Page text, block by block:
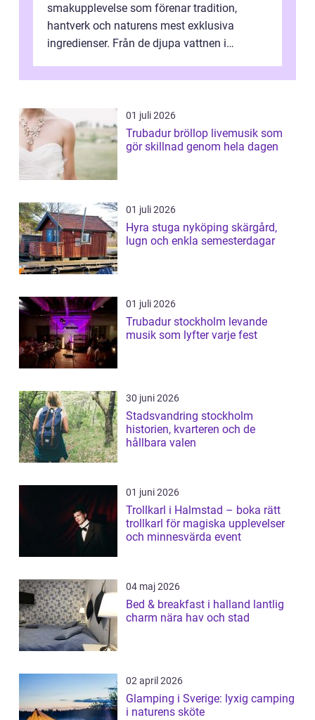
smakupplevelse som förenar tradition,
hantverk och naturens mest exklusiva
ingredienser. Från de djupa vattnen i
01 juli 2026
Trubadur bröllop livemusik som
gör skillnad genom hela dagen
01 juli 2026
Hyra stuga nyköping skärgård,
lugn och enkla semesterdagar
01 juli 2026
Trubadur stockholm levande
musik som lyfter varje fest
30 juni 2026
Stadsvandring stockholm
historien, kvarteren och de
hållbara valen
01 juni 2026
Trollkarl i Halmstad – boka rätt
trollkarl för magiska upplevelser
och minnesvärda event
04 maj 2026
Bed & breakfast i halland lantlig
charm nära hav och stad
02 april 2026
Glamping i Sverige: lyxig camping
i naturens sköte